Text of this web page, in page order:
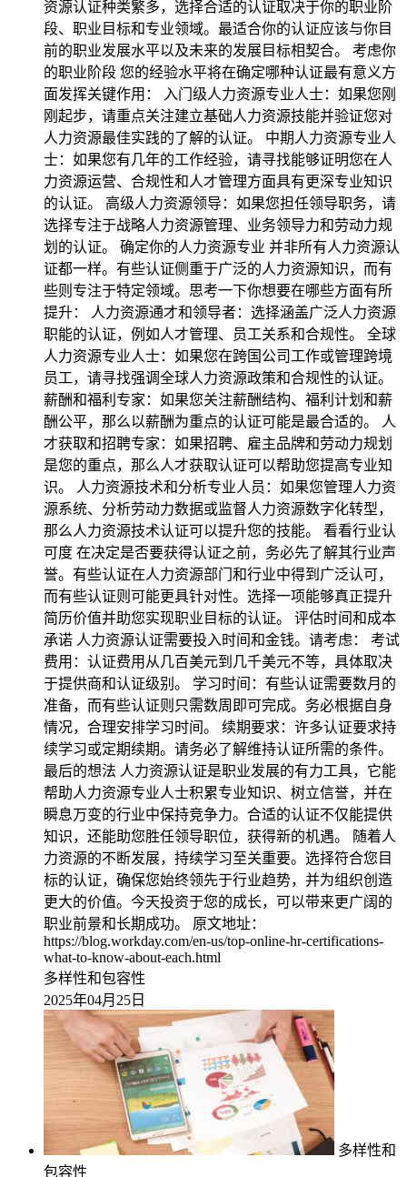
资源认证种类繁多，选择合适的认证取决于你的职业阶
段、职业目标和专业领域。最适合你的认证应该与你目
前的职业发展水平以及未来的发展目标相契合。 考虑你
的职业阶段 您的经验水平将在确定哪种认证最有意义方
面发挥关键作用： 入门级人力资源专业人士：如果您刚
刚起步，请重点关注建立基础人力资源技能并验证您对
人力资源最佳实践的了解的认证。 中期人力资源专业人
士：如果您有几年的工作经验，请寻找能够证明您在人
力资源运营、合规性和人才管理方面具有更深专业知识
的认证。 高级人力资源领导：如果您担任领导职务，请
选择专注于战略人力资源管理、业务领导力和劳动力规
划的认证。 确定你的人力资源专业 并非所有人力资源认
证都一样。有些认证侧重于广泛的人力资源知识，而有
些则专注于特定领域。思考一下你想要在哪些方面有所
提升： 人力资源通才和领导者：选择涵盖广泛人力资源
职能的认证，例如人才管理、员工关系和合规性。 全球
人力资源专业人士：如果您在跨国公司工作或管理跨境
员工，请寻找强调全球人力资源政策和合规性的认证。
薪酬和福利专家：如果您关注薪酬结构、福利计划和薪
酬公平，那么以薪酬为重点的认证可能是最合适的。 人
才获取和招聘专家：如果招聘、雇主品牌和劳动力规划
是您的重点，那么人才获取认证可以帮助您提高专业知
识。 人力资源技术和分析专业人员：如果您管理人力资
源系统、分析劳动力数据或监督人力资源数字化转型，
那么人力资源技术认证可以提升您的技能。 看看行业认
可度 在决定是否要获得认证之前，务必先了解其行业声
誉。有些认证在人力资源部门和行业中得到广泛认可，
而有些认证则可能更具针对性。选择一项能够真正提升
简历价值并助您实现职业目标的认证。 评估时间和成本
承诺 人力资源认证需要投入时间和金钱。请考虑： 考试
费用：认证费用从几百美元到几千美元不等，具体取决
于提供商和认证级别。 学习时间：有些认证需要数月的
准备，而有些认证则只需数周即可完成。务必根据自身
情况，合理安排学习时间。 续期要求：许多认证要求持
续学习或定期续期。请务必了解维持认证所需的条件。
最后的想法 人力资源认证是职业发展的有力工具，它能
帮助人力资源专业人士积累专业知识、树立信誉，并在
瞬息万变的行业中保持竞争力。合适的认证不仅能提供
知识，还能助您胜任领导职位，获得新的机遇。 随着人
力资源的不断发展，持续学习至关重要。选择符合您目
标的认证，确保您始终领先于行业趋势，并为组织创造
更大的价值。今天投资于您的成长，可以带来更广阔的
职业前景和长期成功。 原文地址：
https://blog.workday.com/en-us/top-online-hr-certifications-
what-to-know-about-each.html
多样性和包容性
2025年04月25日
多样性和
包容性